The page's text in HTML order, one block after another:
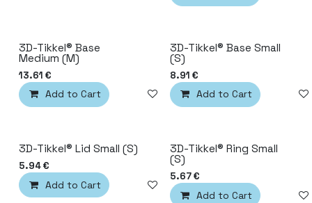
3D-Tikkel® Base
Medium (M)
13.61 €
Add to Cart Add to wishlist
3D-Tikkel® Base Small
(S)
8.91 €
Add to Cart
3D-Tikkel® Lid Small (S)
5.94€
Add to Cart Add to wishlist
3D-Tikkel® Ring Small
(S)
5.67€
Add to Cart